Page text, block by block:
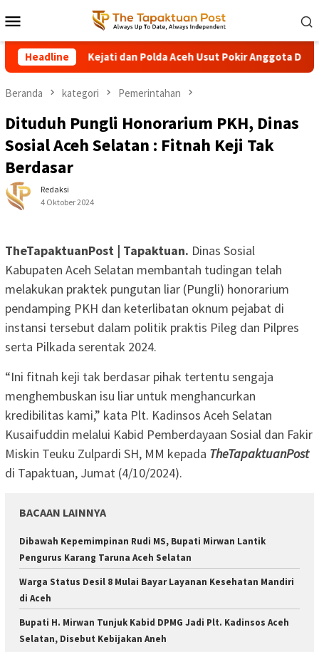
ke
kontenMobile
HeadlineKejati dan Polda Aceh Usut Pokir Anggota DPRK
Beranda kategori Pemerintahan
Dituduh Pungli Honorarium PKH, Dinas
Sosial Aceh Selatan : Fitnah Keji Tak
Berdasar
Redaksi
4 Oktober 2024
TheTapaktuanPost | Tapaktuan. Dinas Sosial
Kabupaten Aceh Selatan membantah tudingan telah
melakukan praktek pungutan liar (Pungli) honorarium
pendamping PKH dan keterlibatan oknum pejabat di
instansi tersebut dalam politik praktis Pileg dan Pilpres
serta Pilkada serentak 2024.
“Ini fitnah keji tak berdasar pihak tertentu sengaja
menghembuskan isu liar untuk menghancurkan
kredibilitas kami,” kata Plt. Kadinsos Aceh Selatan
Kusaifuddin melalui Kabid Pemberdayaan Sosial dan Fakir
Miskin Teuku Zulpardi SH, MM kepada TheTapaktuanPost
di Tapaktuan, Jumat (4/10/2024).
BACAAN LAINNYA
Dibawah Kepemimpinan Rudi MS, Bupati Mirwan Lantik
Pengurus Karang Taruna Aceh Selatan
Warga Status Desil 8 Mulai Bayar Layanan Kesehatan Mandiri
di Aceh
Bupati H. Mirwan Tunjuk Kabid DPMG Jadi Plt. Kadinsos Aceh
Selatan, Disebut Kebijakan Aneh